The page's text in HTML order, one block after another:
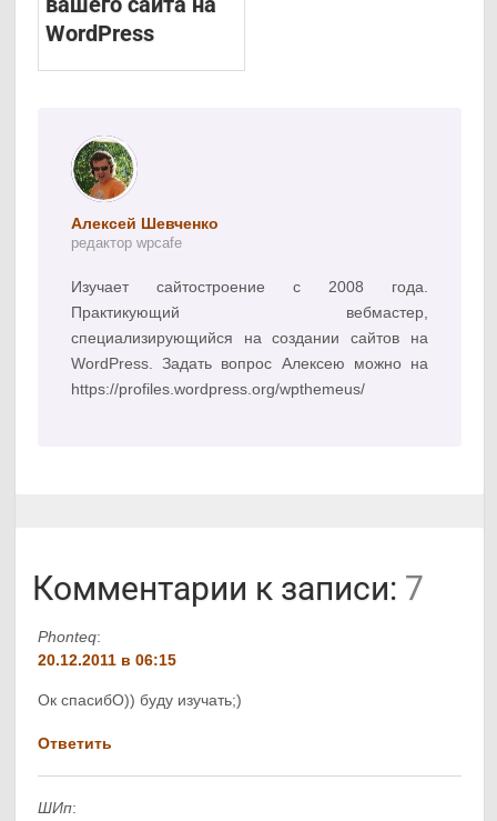
WordPress
Алексей Шевченко
редактор wpcafe
Изучает сайтостроение с 2008 года.
Практикующий вебмастер,
специализирующийся на создании сайтов на
WordPress. Задать вопрос Алексею можно на
https://profiles.wordpress.org/wpthemeus/
Комментарии к записи: 7
Phonteq:
20.12.2011 в 06:15
Ок спасибО)) буду изучать;)
Ответить
ШИп: